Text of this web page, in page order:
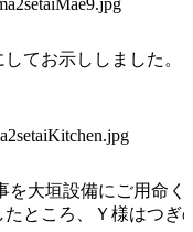
てお示ししました。
を大垣設備にご用命く
ところ、Ｙ様はつぎ